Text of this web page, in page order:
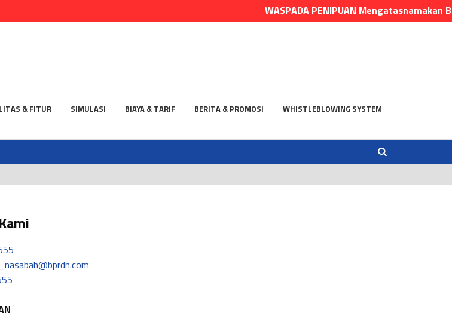
WASPADA PENIPUAN Mengatasnamakan
& FITUR SIMULASI BIAYA & TARIF BERITA & PROMOSI WHISTLEBLOWING SYSTEM